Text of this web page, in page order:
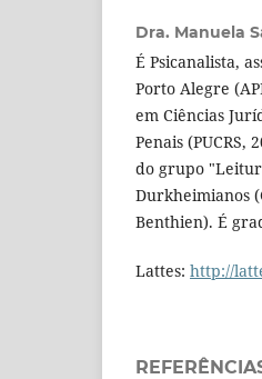
Dra. Manuela
É Psicanalista,
Porto Alegre
em Ciências
Penais (PUCRS,
do grupo
Durkheimianos
Benthien). É
Lattes: http://